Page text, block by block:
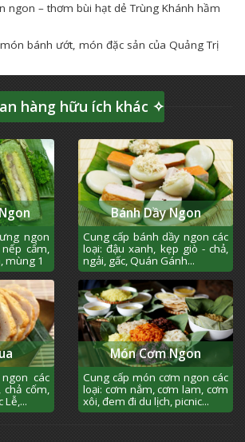
ngon – thơm bùi hạt dẻ Trùng Khánh hầm
bánh ướt, món đặc sản của Quảng Trị
hàng hữu ích khác ✧
ngon
cẩm,
mùng 1
Bánh Dầy Ngon
Cung cấp bánh dầy ngon các
loại: đậu xanh, kẹp giò - chả,
ngải, gấc, Quán Gánh...
các
chả cốm,
Lễ,...
Món Cơm Ngon
Cung cấp món cơm ngon các
loại: cơm nắm, cơm lam, cơm
xôi, đem đi du lịch, picnic...